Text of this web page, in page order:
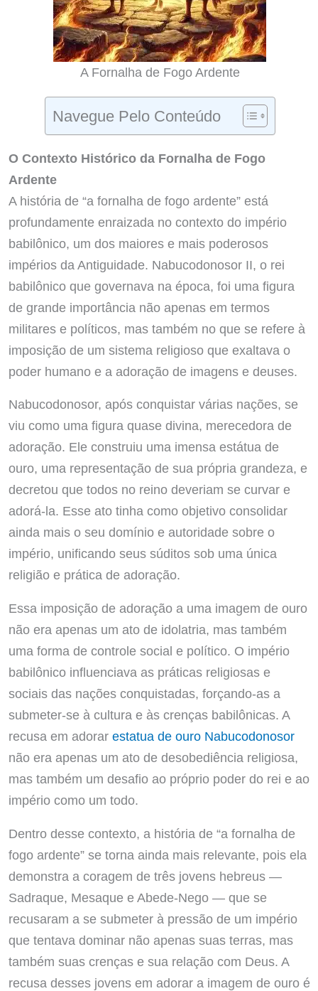
A Fornalha de Fogo Ardente
Navegue Pelo Conteúdo
O Contexto Histórico da Fornalha de Fogo
Ardente
A história de “a fornalha de fogo ardente” está
profundamente enraizada no contexto do império
babilônico, um dos maiores e mais poderosos
impérios da Antiguidade. Nabucodonosor II, o rei
babilônico que governava na época, foi uma figura
de grande importância não apenas em termos
militares e políticos, mas também no que se refere à
imposição de um sistema religioso que exaltava o
poder humano e a adoração de imagens e deuses.
Nabucodonosor, após conquistar várias nações, se
viu como uma figura quase divina, merecedora de
adoração. Ele construiu uma imensa estátua de
ouro, uma representação de sua própria grandeza, e
decretou que todos no reino deveriam se curvar e
adorá-la. Esse ato tinha como objetivo consolidar
ainda mais o seu domínio e autoridade sobre o
império, unificando seus súditos sob uma única
religião e prática de adoração.
Essa imposição de adoração a uma imagem de ouro
não era apenas um ato de idolatria, mas também
uma forma de controle social e político. O império
babilônico influenciava as práticas religiosas e
sociais das nações conquistadas, forçando-as a
submeter-se à cultura e às crenças babilônicas. A
recusa em adorar estatua de ouro Nabucodonosor
não era apenas um ato de desobediência religiosa,
mas também um desafio ao próprio poder do rei e ao
império como um todo.
Dentro desse contexto, a história de “a fornalha de
fogo ardente” se torna ainda mais relevante, pois ela
demonstra a coragem de três jovens hebreus —
Sadraque, Mesaque e Abede-Nego — que se
recusaram a se submeter à pressão de um império
que tentava dominar não apenas suas terras, mas
também suas crenças e sua relação com Deus. A
recusa desses jovens em adorar a imagem de ouro é